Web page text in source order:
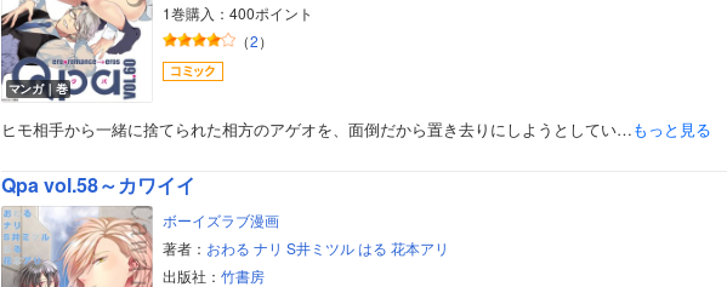
マンガ｜巻
1巻購入：400ポイント
（2）
ヒモ相手から一緒に捨てられた相方のアゲオを、面倒だから置き去りにしようとしてい…もっと見る
Qpa vol.58～カワイイ
ボーイズラブ漫画
著者： おわる ナリ S井ミツル はる 花本アリ
出版社： 竹書房